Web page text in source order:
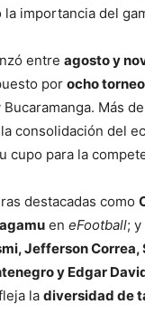
la importancia del
entre agosto y
por ocho
Más de
consolidación del
cupo para la
destacadas como
en eFootball; y
Jefferson Correa,
y Edgar
la diversidad de